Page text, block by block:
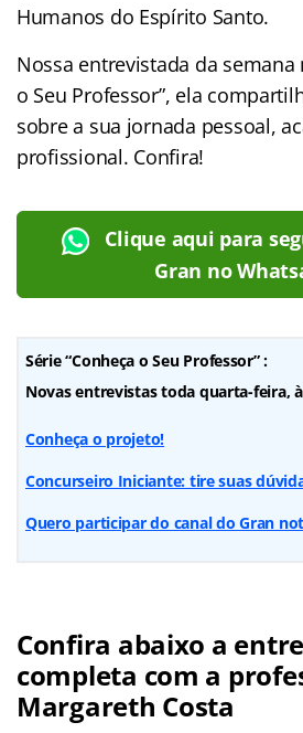
Humanos do Espírito Santo.
Nossa entrevistada da semana
o Seu Professor”, ela
sobre a sua jornada pessoal,
profissional. Confira!
Clique aqui para
Gran no
Série “Conheça o Seu Professor” :
Novas entrevistas toda quarta-feira,
Conheça o projeto!
Concurseiro Iniciante: tire suas
Quero participar do canal do Gran
Confira abaixo a
completa com a
Margareth Costa